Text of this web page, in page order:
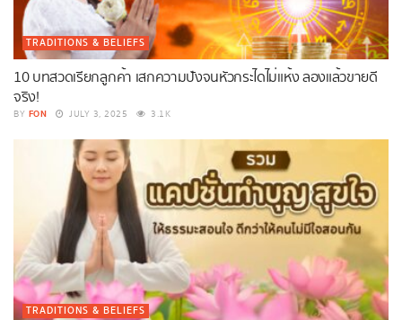
TRADITIONS & BELIEFS
10 บทสวดเรียกลูกค้า เสกความปังจนหัวกระไดไม่แห้ง ลองแล้วขายดี
จริง!
BY FON JULY 3, 2025 3.1K
TRADITIONS & BELIEFS